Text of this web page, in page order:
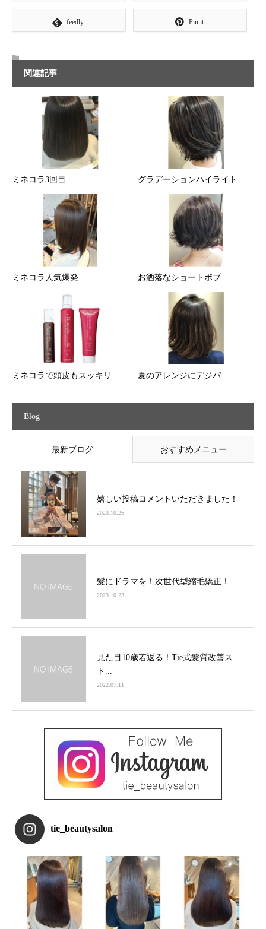
feedly Pin it
関連記事
ミネコラ3回目 グラデーションハイライト
ミネコラ人気爆発 お洒落なショートボブ
ミネコラで頭皮もスッキリ 夏のアレンジにデジパ
Blog
最新ブログ おすすめメニュー
嬉しい投稿コメントいただきました！
2023.10.26
髪にドラマを！次世代型縮毛矯正！
2023.10.23
見た目10歳若返る！Tie式髪質改善ス
ト...
2022.07.11
tie_beautysalon